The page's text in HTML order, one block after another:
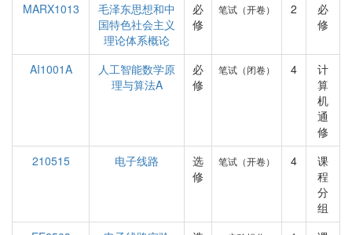
MARX1013
毛泽东思想和中
国特色社会主义
理论体系概论
必
修
笔试（开卷） 2
必
修
AI1001A
人工智能数学原
理与算法A
必
修
笔试（闭卷） 4
计
算
机
通
修
210515
电子线路
选
修
笔试（开卷） 4
课
程
分
组